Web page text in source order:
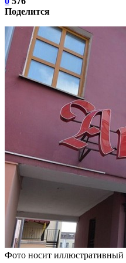
Поделится
Фото носит иллюстративный